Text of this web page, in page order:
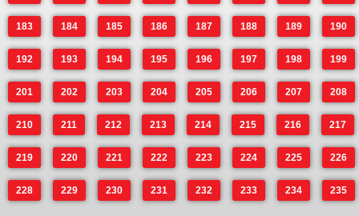
183 184 185 186 187 188 189 190
192 193 194 195 196 197 198 199
201 202 203 204 205 206 207 208
210 211 212 213 214 215 216 217
219 220 221 222 223 224 225 226
228 229 230 231 232 233 234 235